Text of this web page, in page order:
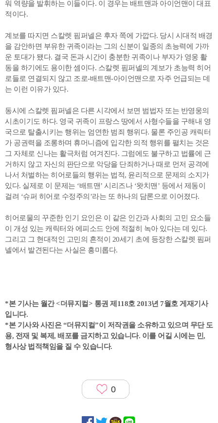
워 역량을 발휘하는 이들이다. 이 경우는 배트맨과 아이언맨이 대표
적이다.
계보를 따지면 스칼렛 핌퍼넬은 후자 쪽에 가깝다. 당시 시대적 배경
을 감안하면 부유한 귀족이라는 그의 신분이 일종의 초능력에 가까
운 토대가 됐다. 결국 돈과 시간이 충분한 귀족이나 부자가 영웅 활
동을 하기에도 용이한 셈이다. 스칼렛 핌퍼넬의 계보가 초능력 히어
로들로 연결되지 않고 조로-배트맨-아이언맨으로 자주 언급되는 데
는 이런 이유가 있다.
동시에 스칼렛 핌퍼넬은 다른 시각에서 보면 범법자 또는 반영웅의
시초이기도 하다. 영국 귀족이 프랑스 땅에서 사형수들을 구해내 영
국으로 탈출시키는 행위는 엄연한 범죄 행위다. 물론 주인공 캐릭터
가 공권력을 조롱하며 휴머니즘에 입각한 의적 행위를 펼치는 것은
그 자체로 신나는 활극처럼 여겨진다. 그럼에도 불구하고 법률에 근
거하지 않고 자신의 판단으로 악당을 단죄하거나 때로 먼저 공격에
나서 처벌하는 히어로들의 행위는 법적, 윤리적으로 문제의 소지가
있다. 실제로 이 문제는 ‘배트맨’ 시리즈나 ‘왓치맨’ 등에서 제동이
걸려 ‘슈퍼 히어로 수정주의’라는 또 하나의 담론으로 이어졌다.
히어로물의 꾸준한 인기 요인은 이 같은 인간과 사회의 고민 요소들
이 개성 있는 캐릭터와 에피소드 안에 적절히 녹아 있다는 데 있다.
그리고 그 현대적인 고민의 흔적이 20세기 초에 등장한 스칼렛 핌퍼
넬에서 발견된다는 사실은 흥미롭다.
*본 기사는 월간 <더뮤지컬> 통권 제118호 2013년 7월호 게재기사
입니다.
*본 기사와 사진은 “더뮤지컬”이 저작권을 소유하고 있으며 무단 도
용, 전재 및 복제, 배포를 금지하고 있습니다. 이를 어길 시에는 민,
형사상 법적책임을 질 수 있습니다.
0